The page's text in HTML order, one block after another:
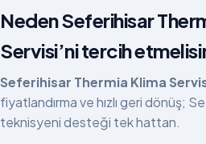
Neden Seferihisar
Servisi’ni tercih
Seferihisar Thermia Klima
fiyatlandırma ve hızlı geri dönüş;
teknisyeni desteği tek hattan.